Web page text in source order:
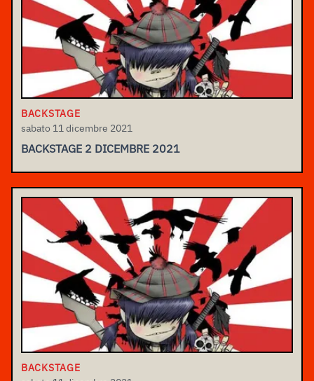
BACKSTAGE
sabato 11 dicembre 2021
BACKSTAGE 2 DICEMBRE 2021
BACKSTAGE